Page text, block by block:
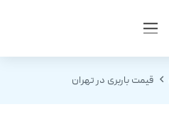
قیمت باربری در تهران